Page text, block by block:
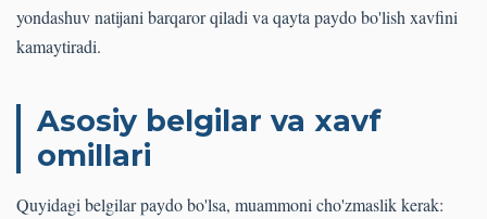
yondashuv natijani barqaror qiladi va qayta paydo bo'lish xavfini
kamaytiradi.
Asosiy belgilar va xavf
omillari
Quyidagi belgilar paydo bo'lsa, muammoni cho'zmaslik kerak: